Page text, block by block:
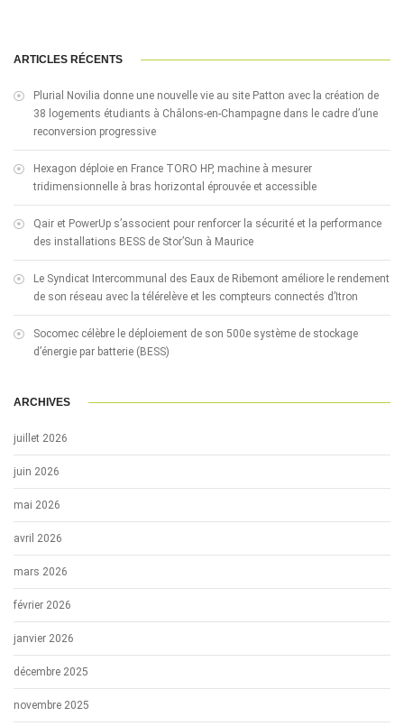
ARTICLES RÉCENTS
Plurial Novilia donne une nouvelle vie au site Patton avec la création de
38 logements étudiants à Châlons-en-Champagne dans le cadre d’une
reconversion progressive
Hexagon déploie en France TORO HP, machine à mesurer
tridimensionnelle à bras horizontal éprouvée et accessible
Qair et PowerUp s’associent pour renforcer la sécurité et la performance
des installations BESS de Stor’Sun à Maurice
Le Syndicat Intercommunal des Eaux de Ribemont améliore le rendement
de son réseau avec la télérelève et les compteurs connectés d’Itron
Socomec célèbre le déploiement de son 500e système de stockage
d’énergie par batterie (BESS)
ARCHIVES
juillet 2026
juin 2026
mai 2026
avril 2026
mars 2026
février 2026
janvier 2026
décembre 2025
novembre 2025